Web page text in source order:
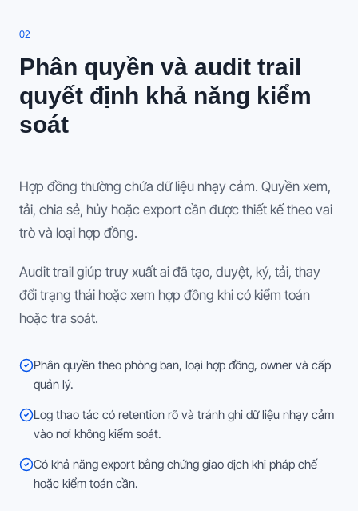
02
Phân quyền và audit trail
quyết định khả năng kiểm
soát
Hợp đồng thường chứa dữ liệu nhạy cảm. Quyền xem,
tải, chia sẻ, hủy hoặc export cần được thiết kế theo vai
trò và loại hợp đồng.
Audit trail giúp truy xuất ai đã tạo, duyệt, ký, tải, thay
đổi trạng thái hoặc xem hợp đồng khi có kiểm toán
hoặc tra soát.
Phân quyền theo phòng ban, loại hợp đồng, owner và cấp
quản lý.
Log thao tác có retention rõ và tránh ghi dữ liệu nhạy cảm
vào nơi không kiểm soát.
Có khả năng export bằng chứng giao dịch khi pháp chế
hoặc kiểm toán cần.